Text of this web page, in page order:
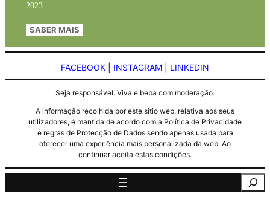
2023.
SABER MAIS
FACEBOOK INSTAGRAM LINKEDIN
Seja responsável. Viva e beba com moderação.
A informação recolhida por este sitio web, relativa aos seus
utilizadores, é mantida de acordo com a Política de Privacidade
e regras de Protecção de Dados sendo apenas usada para
oferecer uma experiência mais personalizada da web. Ao
continuar aceita estas condições.